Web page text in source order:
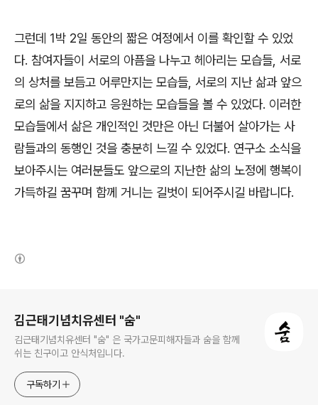
그런데 1박 2일 동안의 짧은 여정에서 이를 확인할 수 있었
다. 참여자들이 서로의 아픔을 나누고 헤아리는 모습들, 서로
의 상처를 보듬고 어루만지는 모습들, 서로의 지난 삶과 앞으
로의 삶을 지지하고 응원하는 모습들을 볼 수 있었다. 이러한
모습들에서 삶은 개인적인 것만은 아닌 더불어 살아가는 사
람들과의 동행인 것을 충분히 느낄 수 있었다. 연구소 소식을
보아주시는 여러분들도 앞으로의 지난한 삶의 노정에 행복이
가득하길 꿈꾸며 함께 거니는 길벗이 되어주시길 바랍니다.
김근태기념치유센터 "숨"
김근태기념치유센터 "숨" 은 국가고문피해자들과 숨을 함께
쉬는 친구이고 안식처입니다.
구독하기